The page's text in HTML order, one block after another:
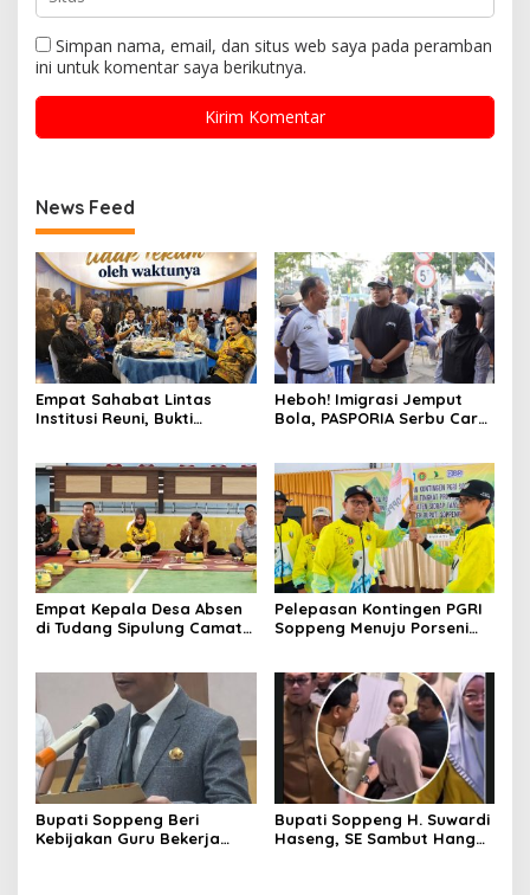
Simpan nama, email, dan situs web saya pada peramban
ini untuk komentar saya berikutnya.
News Feed
Empat Sahabat Lintas
Institusi Reuni, Bukti
Heboh! Imigrasi Jemput
Bola, PASPORIA Serbu Car
Layanan Paspor Akhir
Pekan
Empat Kepala Desa Absen
di Tudang Sipulung Camat
Pelepasan Kontingen PGRI
Soppeng Menuju Porseni
Nama Bumi Latemmamala
Bupati Soppeng Beri
Kebijakan Guru Bekerja
Bupati Soppeng H. Suwardi
Haseng, SE Sambut Hangat